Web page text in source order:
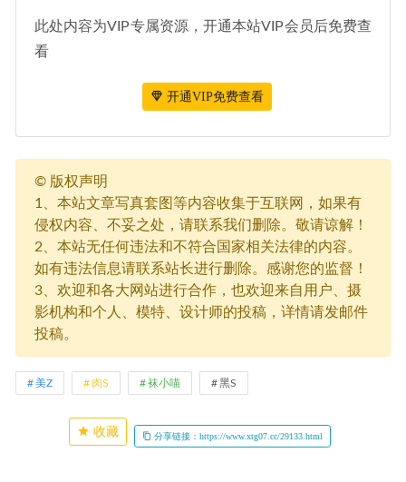
此处内容为VIP专属资源，开通本站VIP会员后免费查
看
开通VIP免费查看
© 版权声明
1、本站文章写真套图等内容收集于互联网，如果有
侵权内容、不妥之处，请联系我们删除。敬请谅解！
2、本站无任何违法和不符合国家相关法律的内容。
如有违法信息请联系站长进行删除。感谢您的监督！
3、欢迎和各大网站进行合作，也欢迎来自用户、摄
影机构和个人、模特、设计师的投稿，详情请发邮件
投稿。
美Z 肉S 袜小喵 黑S
收藏 分享链接：https://www.xtg07.cc/29133.html